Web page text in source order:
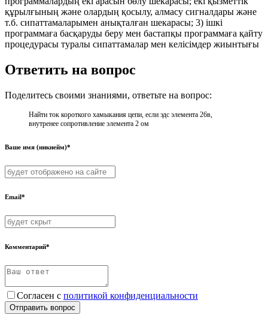
құрылғының және олардың қосылу, алмасу сигналдары және
т.б. сипаттамаларымен анықталған шекарасы; 3) ішкі
программаға басқаруды беру мен бастапқы программаға қайту
процедурасы туралы сипаттамалар мен келісімдер жиынтығы
Ответить на вопрос
Поделитесь своими знаниями, ответьте на вопрос:
Найти ток короткого хамыкания цепи, если эдс элемента 26в,
внутренее сопротивление элемента 2 ом
Ваше имя (никнейм)*
Email*
Комментарий*
Согласен с политикой конфиденциальности
Отправить вопрос